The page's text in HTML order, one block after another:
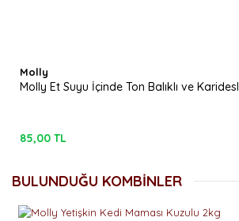
Molly
Molly Et Suyu İçinde Ton Balıklı ve
85,00 TL
BULUNDUĞU KOMBİNLER